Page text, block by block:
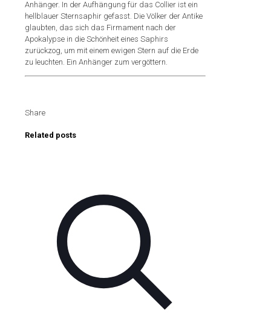
Anhänger. In der Aufhängung für das Collier ist ein
hellblauer Sternsaphir gefasst. Die Völker der Antike
glaubten, das sich das Firmament nach der
Apokalypse in die Schönheit eines Saphirs
zurückzog, um mit einem ewigen Stern auf die Erde
zu leuchten. Ein Anhänger zum vergöttern.
Share
Related posts